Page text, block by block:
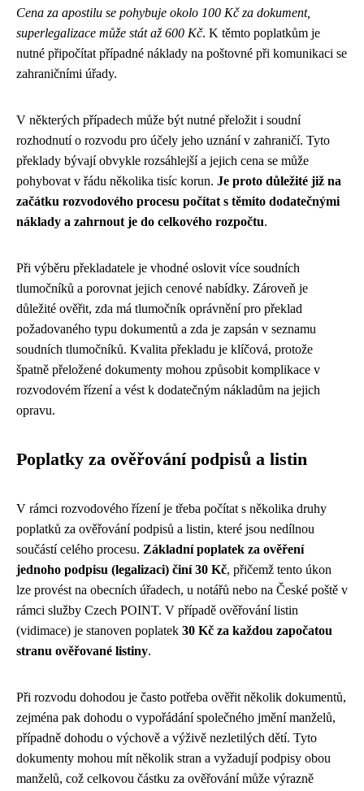
Cena za apostilu se pohybuje okolo 100 Kč za dokument,
superlegalizace může stát až 600 Kč. K těmto poplatkům je
nutné připočítat případné náklady na poštovné při komunikaci se
zahraničními úřady.
V některých případech může být nutné přeložit i soudní
rozhodnutí o rozvodu pro účely jeho uznání v zahraničí. Tyto
překlady bývají obvykle rozsáhlejší a jejich cena se může
pohybovat v řádu několika tisíc korun. Je proto důležité již na
začátku rozvodového procesu počítat s těmito dodatečnými
náklady a zahrnout je do celkového rozpočtu.
Při výběru překladatele je vhodné oslovit více soudních
tlumočníků a porovnat jejich cenové nabídky. Zároveň je
důležité ověřit, zda má tlumočník oprávnění pro překlad
požadovaného typu dokumentů a zda je zapsán v seznamu
soudních tlumočníků. Kvalita překladu je klíčová, protože
špatně přeložené dokumenty mohou způsobit komplikace v
rozvodovém řízení a vést k dodatečným nákladům na jejich
opravu.
Poplatky za ověřování podpisů a listin
V rámci rozvodového řízení je třeba počítat s několika druhy
poplatků za ověřování podpisů a listin, které jsou nedílnou
součástí celého procesu. Základní poplatek za ověření
jednoho podpisu (legalizaci) činí 30 Kč, přičemž tento úkon
lze provést na obecních úřadech, u notářů nebo na České poště v
rámci služby Czech POINT. V případě ověřování listin
(vidimace) je stanoven poplatek 30 Kč za každou započatou
stranu ověřované listiny.
Při rozvodu dohodou je často potřeba ověřit několik dokumentů,
zejména pak dohodu o vypořádání společného jmění manželů,
případně dohodu o výchově a výživě nezletilých dětí. Tyto
dokumenty mohou mít několik stran a vyžadují podpisy obou
manželů, což celkovou částku za ověřování může výrazně